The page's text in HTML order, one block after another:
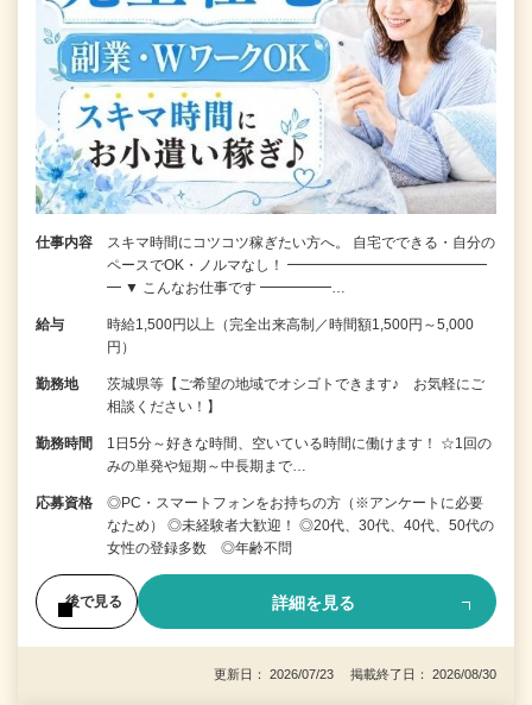
仕事内容
スキマ時間にコツコツ稼ぎたい方へ。 自宅でできる・自分の
ペースでOK・ノルマなし！ ━━━━━━━━━━━━━━
━ ▼ こんなお仕事です ━━━━━…
給与
時給1,500円以上（完全出来高制／時間額1,500円～5,000
円）
勤務地
茨城県等【ご希望の地域でオシゴトできます♪ お気軽にご
相談ください！】
勤務時間
1日5分～好きな時間、空いている時間に働けます！ ☆1回の
みの単発や短期～中長期まで…
応募資格
◎PC・スマートフォンをお持ちの方（※アンケートに必要
なため） ◎未経験者大歓迎！ ◎20代、30代、40代、50代の
女性の登録多数 ◎年齢不問
後で見る 詳細を見る
更新日： 2026/07/23 掲載終了日： 2026/08/30